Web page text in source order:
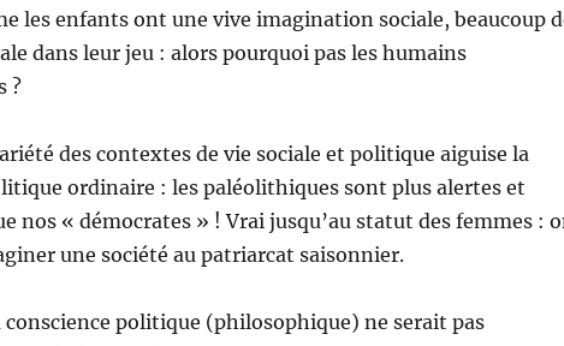
les enfants ont une vive imagination sociale, beaucoup
dans leur jeu : alors pourquoi pas les humains
?
des contextes de vie sociale et politique aiguise la
ordinaire : les paléolithiques sont plus alertes et
nos « démocrates » ! Vrai jusqu’au statut des femmes :
une société au patriarcat saisonnier.
conscience politique (philosophique) ne serait pas